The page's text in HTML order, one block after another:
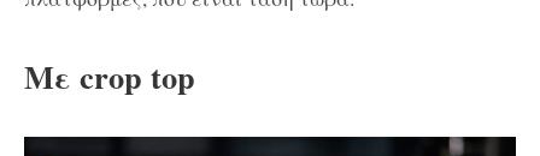
Mε crop top